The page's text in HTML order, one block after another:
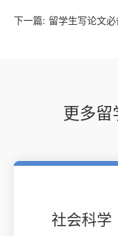
下一篇: 留学生写论文
更多留
社会科学